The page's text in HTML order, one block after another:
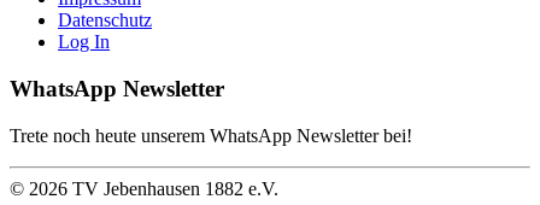
Datenschutz
Log In
WhatsApp Newsletter
Trete noch heute unserem WhatsApp Newsletter bei!
© 2026 TV Jebenhausen 1882 e.V.